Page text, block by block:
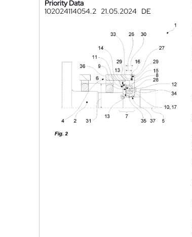
Priority Data
102024114054.2 21.05.2024 DE